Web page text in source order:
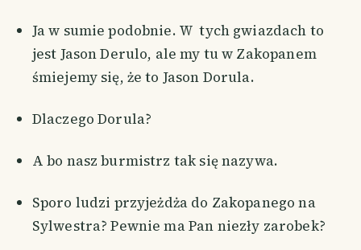
Ja w sumie podobnie. W tych gwiazdach to
jest Jason Derulo, ale my tu w Zakopanem
śmiejemy się, że to Jason Dorula.
Dlaczego Dorula?
A bo nasz burmistrz tak się nazywa.
Sporo ludzi przyjeżdża do Zakopanego na
Sylwestra? Pewnie ma Pan niezły zarobek?